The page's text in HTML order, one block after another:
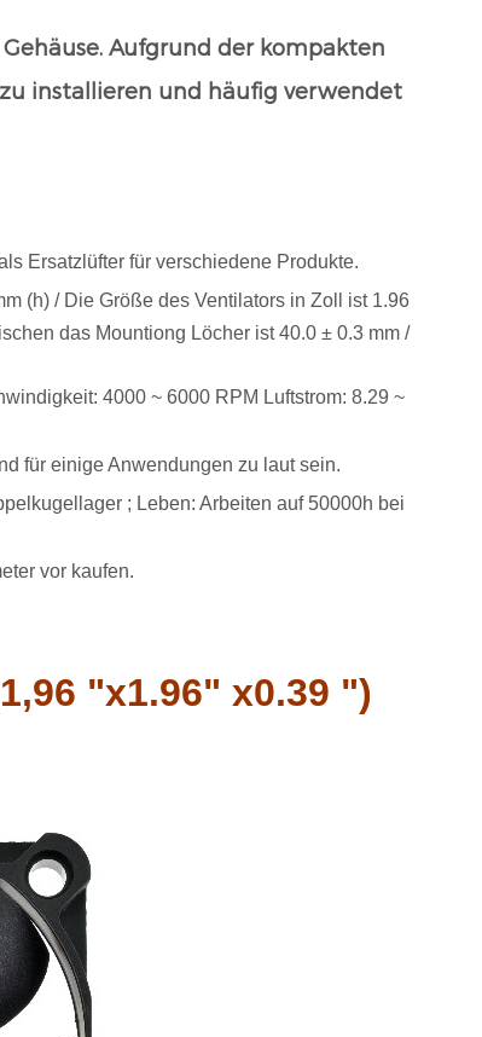
Aufgrund der kompakten
installieren und häufig verwendet
Ersatzlüfter für verschiedene Produkte.
(h) / Die Größe des Ventilators in Zoll ist 1.96
das Mountiong Löcher ist 40.0 ± 0.3 mm /
4000 ~ 6000 RPM Luftstrom: 8.29 ~
für einige Anwendungen zu laut sein.
; Leben: Arbeiten auf 50000h bei
vor kaufen.
"x1.96" x0.39 ")